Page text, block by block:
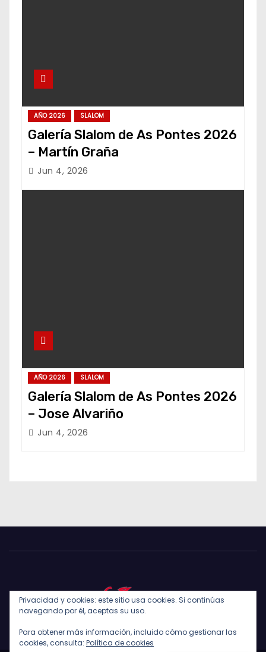
AÑO 2026 SLALOM
Galería Slalom de As Pontes 2026
– Martín Graña
Jun 4, 2026
AÑO 2026 SLALOM
Galería Slalom de As Pontes 2026
– Jose Alvariño
Jun 4, 2026
Privacidad y cookies: este sitio usa cookies. Si continúas
navegando por él, aceptas su uso.
Para obtener más información, incluido cómo gestionar las
cookies, consulta: Política de cookies